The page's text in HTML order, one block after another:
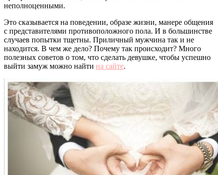
неполноценными.
Это сказывается на поведении, образе жизни, манере общения
с представителями противоположного пола. И в большинстве
случаев попытки тщетны. Приличный мужчина так и не
находится. В чем же дело? Почему так происходит? Много
полезных советов о том, что сделать девушке, чтобы успешно
выйти замуж можно найти на сайте.